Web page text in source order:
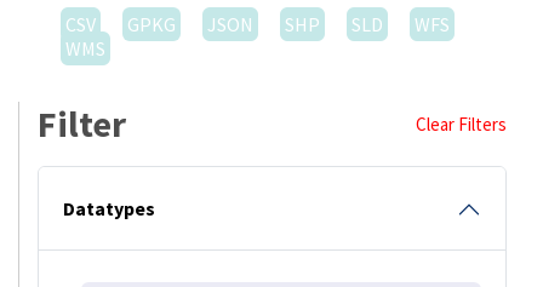
CSV
GPKG JSON SHP SLD
WFS
WMS
Filter Clear Filters
Datatypes